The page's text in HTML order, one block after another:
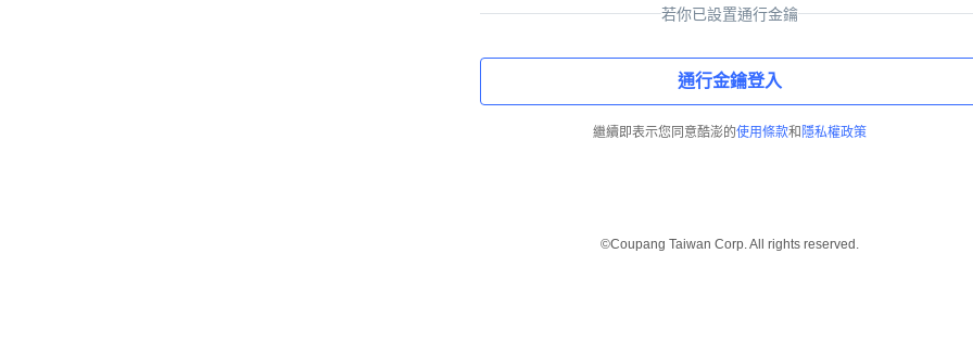
若你已設置通行金鑰
通行金鑰登入
繼續即表示您同意酷澎的使用條款和 隱私權政策
©Coupang Taiwan Corp. All rights reserved.